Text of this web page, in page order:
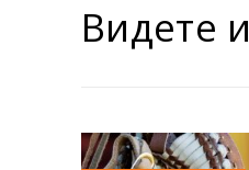
Видете и